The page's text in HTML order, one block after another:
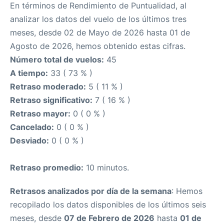
En términos de Rendimiento de Puntualidad, al
analizar los datos del vuelo de los últimos tres
meses, desde 02 de Mayo de 2026 hasta 01 de
Agosto de 2026, hemos obtenido estas cifras.
Número total de vuelos: 45
A tiempo: 33 ( 73 % )
Retraso moderado: 5 ( 11 % )
Retraso significativo: 7 ( 16 % )
Retraso mayor: 0 ( 0 % )
Cancelado: 0 ( 0 % )
Desviado: 0 ( 0 % )
Retraso promedio: 10 minutos.
Retrasos analizados por día de la semana: Hemos
recopilado los datos disponibles de los últimos seis
meses, desde 07 de Febrero de 2026 hasta 01 de